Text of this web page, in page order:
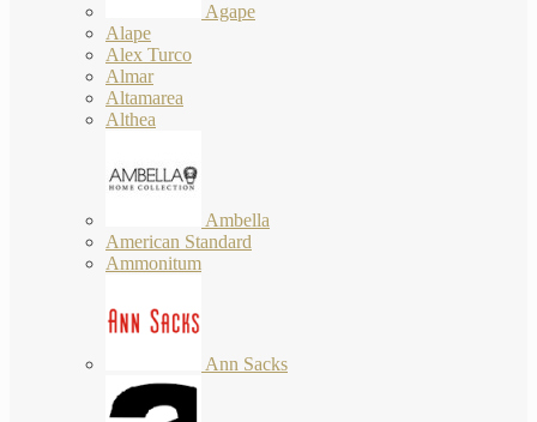
Agape
Alape
Alex Turco
Almar
Altamarea
Althea
Ambella
American Standard
Ammonitum
Ann Sacks